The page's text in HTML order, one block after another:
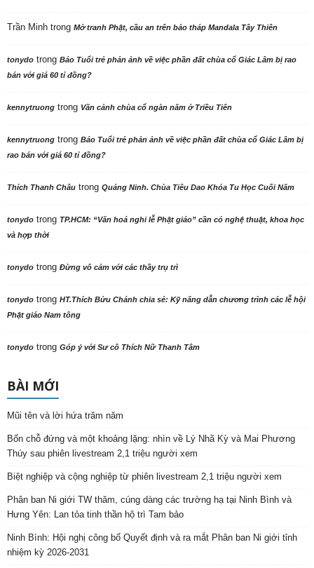
Trần Minh trong Mở tranh Phật, cầu an trên bảo tháp Mandala Tây Thiên
tonydo trong Báo Tuổi trẻ phản ảnh về việc phần đất chùa cổ Giác Lâm bị rao
bán với giá 60 tỉ đồng?
kennytruong trong Vãn cảnh chùa cổ ngàn năm ở Triều Tiên
kennytruong trong Báo Tuổi trẻ phản ảnh về việc phần đất chùa cổ Giác Lâm bị
rao bán với giá 60 tỉ đồng?
Thích Thanh Châu trong Quảng Ninh. Chùa Tiêu Dao Khóa Tu Học Cuối Năm
tonydo trong TP.HCM: “Văn hoá nghi lễ Phật giáo” cần có nghệ thuật, khoa học
và hợp thời
tonydo trong Đừng vô cảm với các thầy trụ trì
tonydo trong HT.Thích Bửu Chánh chia sẻ: Kỹ năng dẫn chương trình các lễ hội
Phật giáo Nam tông
tonydo trong Góp ý với Sư cô Thích Nữ Thanh Tâm
BÀI MỚI
Mũi tên và lời hứa trăm năm
Bốn chỗ đứng và một khoảng lặng: nhìn về Lý Nhã Kỳ và Mai Phương
Thúy sau phiên livestream 2,1 triệu người xem
Biệt nghiệp và cộng nghiệp từ phiên livestream 2,1 triệu người xem
Phân ban Ni giới TW thăm, cúng dàng các trường hạ tại Ninh Bình và
Hưng Yên: Lan tỏa tinh thần hộ trì Tam bảo
Ninh Bình: Hội nghị công bố Quyết định và ra mắt Phân ban Ni giới tỉnh
nhiệm kỳ 2026-2031